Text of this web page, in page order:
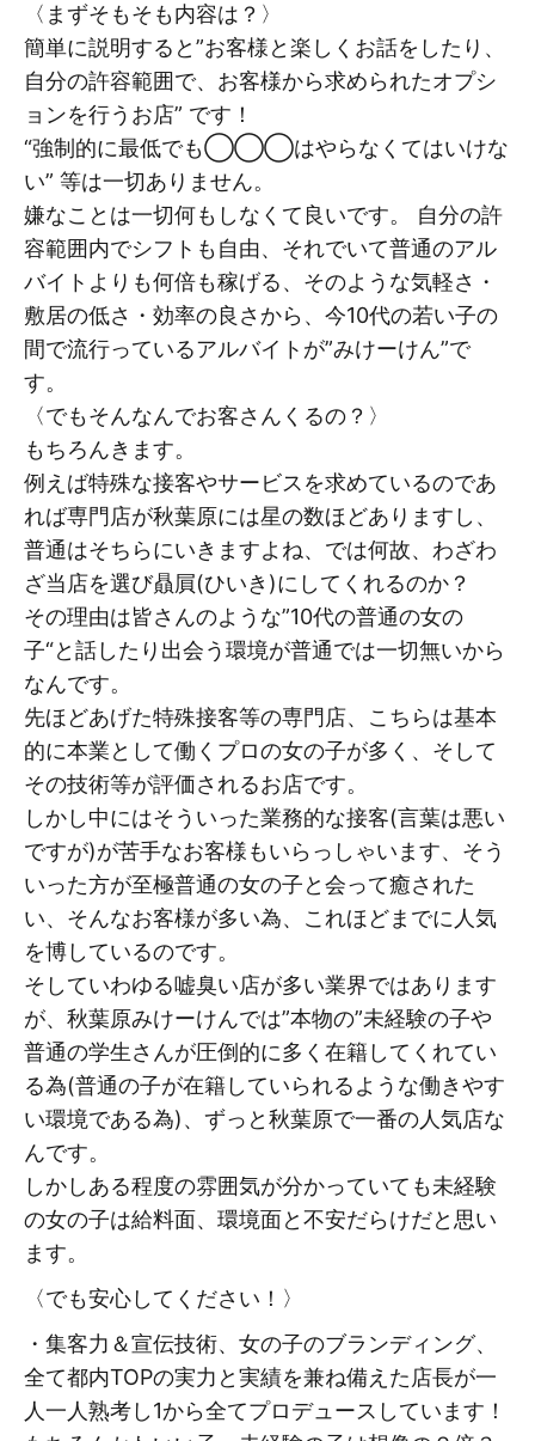
〈まずそもそも内容は？〉
簡単に説明すると”お客様と楽しくお話をしたり、
自分の許容範囲で、お客様から求められたオプシ
ョンを行うお店” です！
“強制的に最低でも◯◯◯はやらなくてはいけな
い” 等は一切ありません。
嫌なことは一切何もしなくて良いです。 自分の許
容範囲内でシフトも自由、それでいて普通のアル
バイトよりも何倍も稼げる、そのような気軽さ・
敷居の低さ・効率の良さから、今10代の若い子の
間で流行っているアルバイトが”みけーけん”で
す。
〈でもそんなんでお客さんくるの？〉
もちろんきます。
例えば特殊な接客やサービスを求めているのであ
れば専門店が秋葉原には星の数ほどありますし、
普通はそちらにいきますよね、では何故、わざわ
ざ当店を選び贔屓(ひいき)にしてくれるのか？
その理由は皆さんのような”10代の普通の女の
子“と話したり出会う環境が普通では一切無いから
なんです。
先ほどあげた特殊接客等の専門店、こちらは基本
的に本業として働くプロの女の子が多く、そして
その技術等が評価されるお店です。
しかし中にはそういった業務的な接客(言葉は悪い
ですが)が苦手なお客様もいらっしゃいます、そう
いった方が至極普通の女の子と会って癒された
い、そんなお客様が多い為、これほどまでに人気
を博しているのです。
そしていわゆる嘘臭い店が多い業界ではあります
が、秋葉原みけーけんでは”本物の”未経験の子や
普通の学生さんが圧倒的に多く在籍してくれてい
る為(普通の子が在籍していられるような働きやす
い環境である為)、ずっと秋葉原で一番の人気店な
んです。
しかしある程度の雰囲気が分かっていても未経験
の女の子は給料面、環境面と不安だらけだと思い
ます。
〈でも安心してください！〉
・集客力＆宣伝技術、女の子のブランディング、
全て都内TOPの実力と実績を兼ね備えた店長が一
人一人熟考し1から全てプロデュースしています！